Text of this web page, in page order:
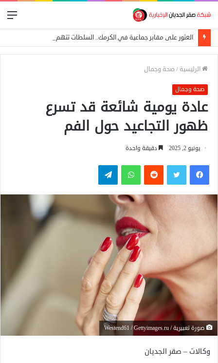
الرئيسية / صحة وجمال
صحة وجمال
عادة يومية شائعة قد تسرع
ظهور التجاعيد حول الفم
يونيو 2, 2025 دقيقة واحدة
فيسبوكتويتر واتساب تيلقرام
صورة تعبيرية / Westend61 / Gettyimages.ru
وكالات – صقر الجديان